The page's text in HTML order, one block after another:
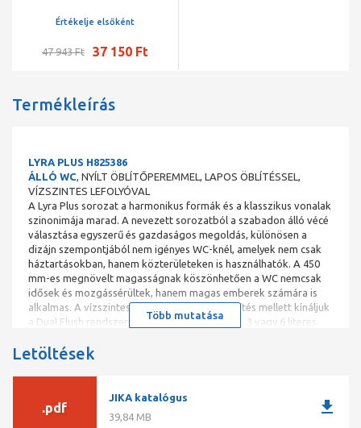
technológiával, fehér
Értékelje elsőként
47 943 Ft 37 150 Ft
Termékleírás
LYRA PLUS H825386
ÁLLÓ WC, NYÍLT ÖBLÍTŐPEREMMEL, LAPOS ÖBLÍTÉSSEL,
VÍZSZINTES LEFOLYÓVAL
A Lyra Plus sorozat a harmonikus formák és a klasszikus vonalak
szinonimája marad. A nevezett sorozatból a szabadon álló vécé
választása egyszerű és gazdaságos megoldás, különösen a
dizájn szempontjából nem igényes WC-knél, amelyek nem csak
háztartásokban, hanem közterületeken is használhatók. A 450
mm-es megnövelt magasságnak köszönhetően a WC nemcsak
idősek és mozgássérültek, hanem magas emberek számára is
alkalmas. A vízszintes hulladék és a lapos öblítés mellett kínáljuk
a Dual Flush rendszert, víztakarékos áramlást, 3 vagy 6 literes
garanciát biztosítunk.
Méretek:
Hosszúság: 470 mm
Szélesség: 360 mm
Több mutatása
Letöltések
.pdf
JIKA katalógus
39,84 MB
download